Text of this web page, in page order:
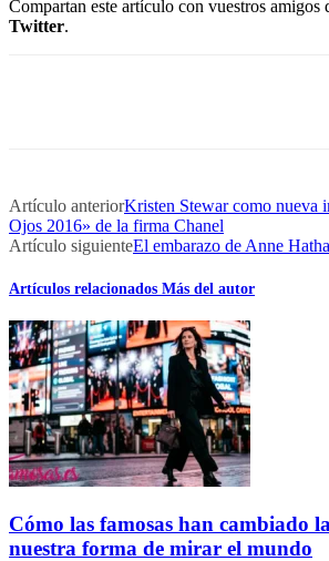
Compartan este artículo con vuestros amigos
Twitter.
Artículo anteriorKristen Stewar como nueva
Ojos 2016» de la firma Chanel
Artículo siguienteEl embarazo de Anne
Artículos relacionados Más del autor
Cómo las famosas han cambiado
nuestra forma de mirar el mundo